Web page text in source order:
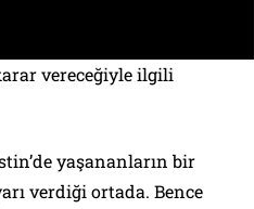
vereceğiyle ilgili
yaşananların bir
verdiği ortada. Bence